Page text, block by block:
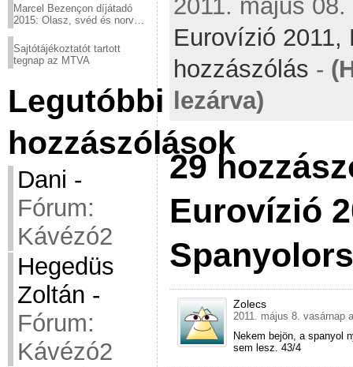
Marcel Bezençon díjátadó
2015: Olasz, svéd és norvég
Sajtótájékoztatót tartott
tegnap az MTVA
Legutóbbi
hozzászólások
Dani -
Fórum:
Kávézó2
Hegedüs
Zoltán -
Fórum:
Kávézó2
2011. május
Eurovízió 2011,
hozzászólás -
lezárva)
29
Eurovízió
Zolecs
2011. május 8. vasárnap
Nekem bejön, a spanyol
sem lesz. 43/4